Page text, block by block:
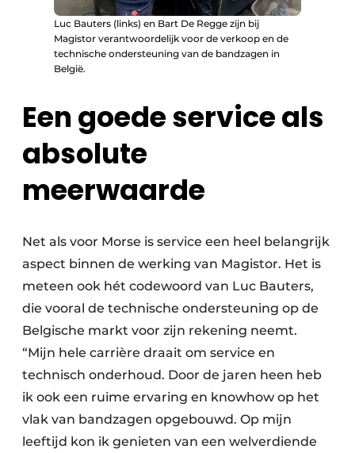
Luc Bauters (links) en Bart De Regge zijn bij
Magistor verantwoordelijk voor de verkoop en de
technische ondersteuning van de bandzagen in
België.
Een goede service als
absolute
meerwaarde
Net als voor Morse is service een heel belangrijk
aspect binnen de werking van Magistor. Het is
meteen ook hét codewoord van Luc Bauters,
die vooral de technische ondersteuning op de
Belgische markt voor zijn rekening neemt.
“Mijn hele carrière draait om service en
technisch onderhoud. Door de jaren heen heb
ik ook een ruime ervaring en knowhow op het
vlak van bandzagen opgebouwd. Op mijn
leeftijd kon ik genieten van een welverdiende